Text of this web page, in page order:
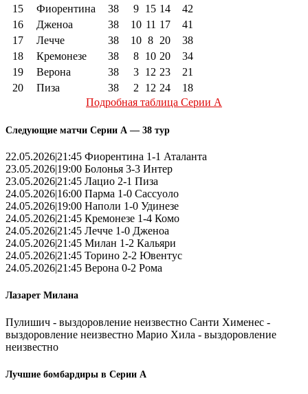
15
Фиорентина 38 9 15 14
42
16
Дженоа 38 10 11 17
41
17
Лечче 38 10 8 20
38
18
Кремонезе 38 8 10 20
34
19
Верона 38 3 12 23
21
20
Пиза 38 2 12 24
18
Подробная таблица Серии А
Следующие матчи Серии А — 38 тур
22.05.2026|21:45 Фиорентина 1-1 Аталанта
23.05.2026|19:00 Болонья 3-3 Интер
23.05.2026|21:45 Лацио 2-1 Пиза
24.05.2026|16:00 Парма 1-0 Сассуоло
24.05.2026|19:00 Наполи 1-0 Удинезе
24.05.2026|21:45 Кремонезе 1-4 Комо
24.05.2026|21:45 Лечче 1-0 Дженоа
24.05.2026|21:45 Милан 1-2 Кальяри
24.05.2026|21:45 Торино 2-2 Ювентус
24.05.2026|21:45 Верона 0-2 Рома
Лазарет Милана
Пулишич - выздоровление неизвестно Санти Хименес -
выздоровление неизвестно Марио Хила - выздоровление
неизвестно
Лучшие бомбардиры в Серии А